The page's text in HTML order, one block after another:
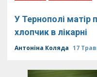
У Тернополі матір
хлопчик в лікарні
Антоніна Коляда 17